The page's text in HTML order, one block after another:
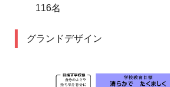
116名
グランドデザイン